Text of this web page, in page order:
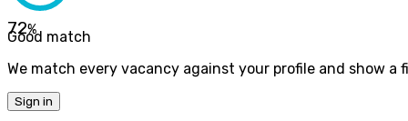
72%
Good match
We match every vacancy against your profile and show
Sign in